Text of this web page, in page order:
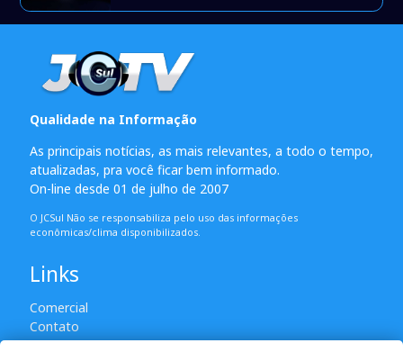
Qualidade na Informação
As principais notícias, as mais relevantes, a todo o tempo,
atualizadas, pra você ficar bem informado.
On-line desde 01 de julho de 2007
O JCSul Não se responsabiliza pelo uso das informações
econômicas/clima disponibilizados.
Links
Comercial
Contato